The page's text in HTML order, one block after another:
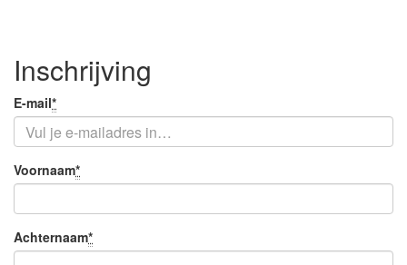
Inschrijving
Je
e-
mail
E-mail*
Verplicht
veld
Je
Voornaam*
Verplicht
Achternaam*
Verplicht